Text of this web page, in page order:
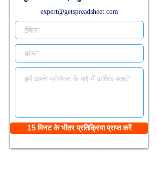
expert@getspreadsheet.com
15 मिनट के भीतर प्रतिक्रिया प्राप्त करें